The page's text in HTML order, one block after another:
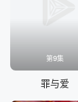
第9集
罪与爱